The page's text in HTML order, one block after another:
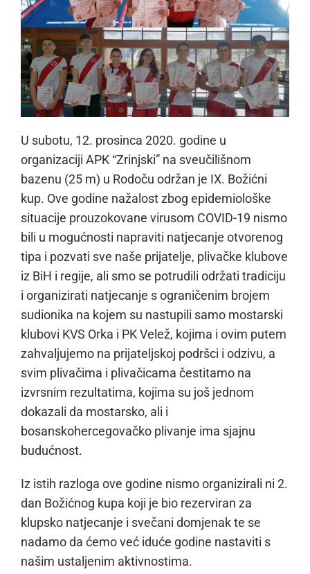
U subotu, 12. prosinca 2020. godine u
organizaciji APK “Zrinjski” na sveučilišnom
bazenu (25 m) u Rodoču održan je IX. Božićni
kup. Ove godine nažalost zbog epidemiološke
situacije prouzokovane virusom COVID-19 nismo
bili u mogućnosti napraviti natjecanje otvorenog
tipa i pozvati sve naše prijatelje, plivačke klubove
iz BiH i regije, ali smo se potrudili održati tradiciju
i organizirati natjecanje s ograničenim brojem
sudionika na kojem su nastupili samo mostarski
klubovi KVS Orka i PK Velež, kojima i ovim putem
zahvaljujemo na prijateljskoj podršci i odzivu, a
svim plivačima i plivačicama čestitamo na
izvrsnim rezultatima, kojima su još jednom
dokazali da mostarsko, ali i
bosanskohercegovačko plivanje ima sjajnu
budućnost.
Iz istih razloga ove godine nismo organizirali ni 2.
dan Božićnog kupa koji je bio rezerviran za
klupsko natjecanje i svečani domjenak te se
nadamo da ćemo već iduće godine nastaviti s
našim ustaljenim aktivnostima.